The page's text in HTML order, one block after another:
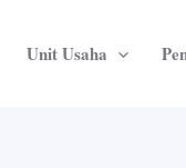
Unit Usaha